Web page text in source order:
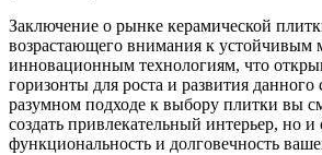
Заключение о рынке керамической
возрастающего внимания к устойчивым
инновационным технологиям, что
горизонты для роста и развития данного
разумном подходе к выбору плитки вы
создать привлекательный интерьер, но и
функциональность и долговечность